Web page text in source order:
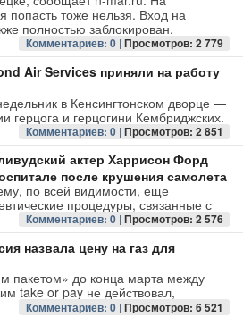
попасть тоже нельзя. Вход на
полностью заблокирован.
Комментариев: 0 |Просмотров: 2 779
Air Services приняли на работу
в Кенсингтонском дворце —
герцога и герцогини Кембриджских.
Комментариев: 0 |Просмотров: 2 851
актер Харрисон Форд
после крушения самолета
по всей видимости, еще
процедуры, связанные с
Комментариев: 0 |Просмотров: 2 576
назвала цену на газ для
пакетом» до конца марта между
take or pay не действовал,
Комментариев: 0 |Просмотров: 6 521